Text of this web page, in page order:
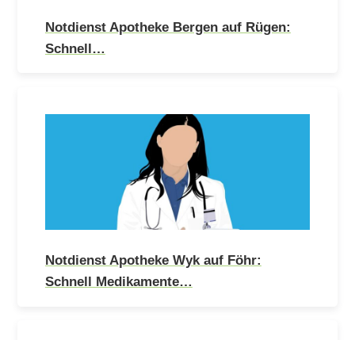
Notdienst Apotheke Bergen auf Rügen:
Schnell…
Notdienst Apotheke Wyk auf Föhr:
Schnell Medikamente…